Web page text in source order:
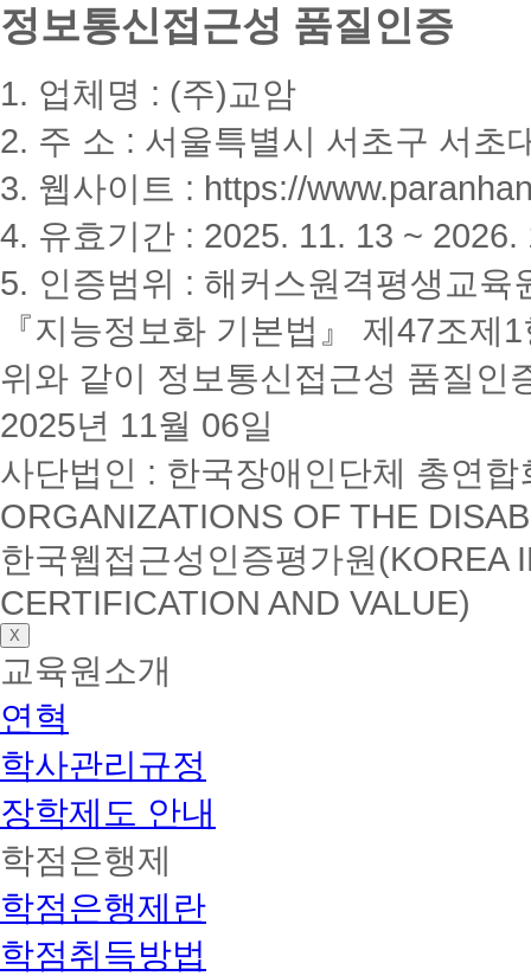
정보통신접근성 품질인증
1. 업체명 : (주)교암
2. 주 소 : 서울특별시 서초구 서초
3. 웹사이트 : https://
4. 유효기간 : 2025. 11. 13 ~ 2026.
5. 인증범위 : 해커스원격평생교육
『지능정보화 기본법』 제47조
위와 같이 정보통신접근성 품질인
2025년 11월 06일
사단법인 : 한국장애인단체 총연
ORGANIZATIONS OF THE
한국웹접근성인증평가원(KOREA
CERTIFICATION AND VALUE)
X
교육원소개
연혁
학사관리규정
장학제도 안내
학점은행제
학점은행제란
학점취득방법